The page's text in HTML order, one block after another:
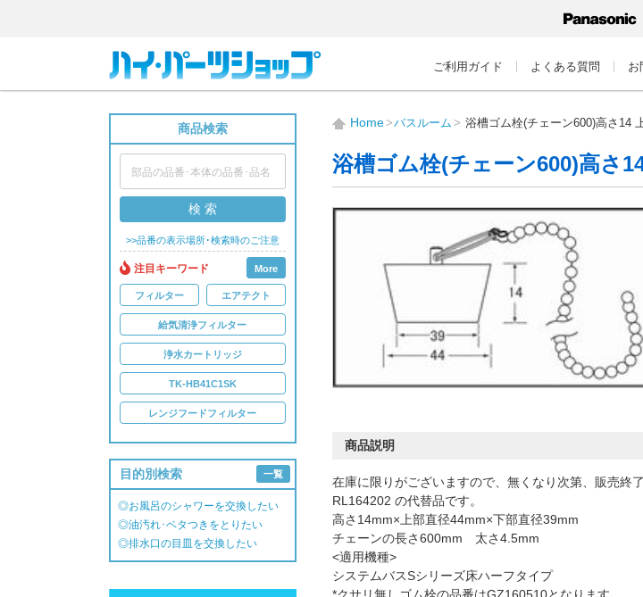
ご利用ガイド よくある質問 お
商品検索
検 索
>>品番の表示場所･検索時のご注意
注目キーワード More
フィルター エアテクト
給気清浄フィルター
浄水カートリッジ
TK-HB41C1SK
レンジフードフィルター
目的別検索 一覧
◎お風呂のシャワーを交換したい
◎油汚れ･ベタつきをとりたい
◎排水口の目皿を交換したい
Home バスルーム 浴槽ゴム栓(チェーン600)高さ14
浴槽ゴム栓(チェーン600)高さ
商品説明
在庫に限りがございますので、無くなり次第、販売終
RL164202 の代替品です。
高さ14mm×上部直径44mm×下部直径39mm
チェーンの長さ600mm 太さ4.5mm
<適用機種>
システムバスSシリーズ床ハーフタイプ